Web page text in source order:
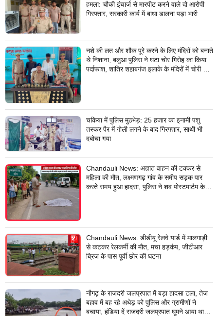
हमला: चौकी इंचार्ज से मारपीट करने वाले दो आरोपी
गिरफ्तार, सरकारी कार्य में बाधा डालना पड़ा भारी
नशे की लत और शौक पूरे करने के लिए मंदिरों को बनाते
थे निशाना, बलुआ पुलिस ने घंटा चोर गिरोह का किया
पर्दाफाश, शातिर शहाबगंज इलाके के मंदिरों में चोरी की
चकिया में पुलिस मुठभेड़: 25 हजार का इनामी पशु
तस्कर पैर में गोली लगने के बाद गिरफ्तार, साथी भी
दबोचा गया
Chandauli News: अज्ञात वाहन की टक्कर से
महिला की मौत, लक्ष्मणगढ़ गांव के समीप सड़क पार
करते समय हुआ हादसा, पुलिस ने शव पोस्टमार्टम के
Chandauli News: डीडीयू रेलवे यार्ड में मालगाड़ी
से कटकर रेलकर्मी की मौत, मचा हड़कंप, जीटीआर
ब्रिज के पास पूर्वी छोर की घटना
नौगढ़ के राजदरी जलप्रपात में बड़ा हादसा टला, तेज
बहाव में बह रहे अधेड़ को पुलिस और ग्रामीणों ने
बचाया, हंडिया दें राजदरी जलप्रपात घूमने आया था